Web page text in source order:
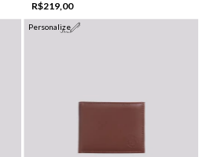
R$219,00
Personalize